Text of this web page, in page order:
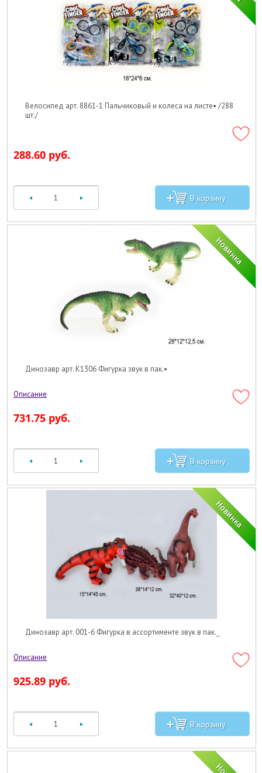
Велосипед арт. 8861-1 Пальчиковый и колеса на листе• /288
шт./
288.60 руб.
Динозавр арт. K1306 Фигурка звук в пак.•
731.75 руб.
Динозавр арт. 001-6 Фигурка в ассортименте звук в пак._
925.89 руб.